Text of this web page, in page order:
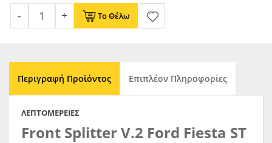
Το Θέλω
Περιγραφή Προϊόντος Επιπλέον Πληροφορίες
ΛΕΠΤΟΜΈΡΕΙΕΣ
Front Splitter V.2 Ford Fiesta ST